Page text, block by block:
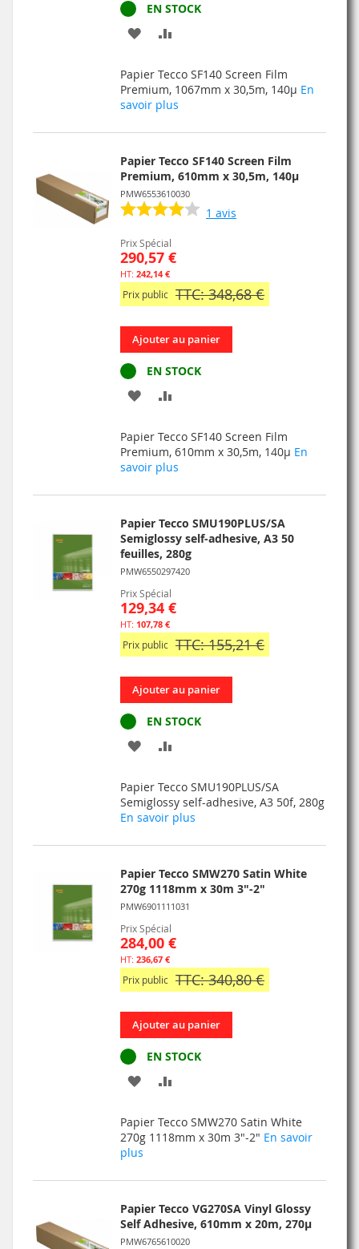
EN STOCK
AJOUTER
MA
LISTE
COMPARATEUR
Papier Tecco SF140 Screen Film
Premium, 1067mm x 30,5m, 140µ En
savoir plus
Papier Tecco SF140 Screen Film
Premium, 610mm x 30,5m, 140µ
PMW6553610030
1 avis
Prix Spécial
290,57 €
242,14 €
Prix public TTC: 348,68 €
Ajouter au panier
EN STOCK
AJOUTER
MA
LISTE
COMPARATEUR
Papier Tecco SF140 Screen Film
Premium, 610mm x 30,5m, 140µ En
savoir plus
Papier Tecco SMU190PLUS/SA
Semiglossy self-adhesive, A3 50
feuilles, 280g
PMW6550297420
Prix Spécial
129,34 €
107,78 €
Prix public TTC: 155,21 €
Ajouter au panier
EN STOCK
AJOUTER
MA
COMPARATEUR
Papier Tecco SMU190PLUS/SA
Semiglossy self-adhesive, A3 50f, 280g
En savoir plus
Papier Tecco SMW270 Satin White
270g 1118mm x 30m 3"-2"
PMW6901111031
Prix Spécial
284,00 €
236,67 €
Prix public TTC: 340,80 €
Ajouter au panier
EN STOCK
AJOUTER
MA
COMPARATEUR
Papier Tecco SMW270 Satin White
270g 1118mm x 30m 3"-2" En savoir
plus
Papier Tecco VG270SA Vinyl Glossy
Self Adhesive, 610mm x 20m, 270µ
PMW6765610020